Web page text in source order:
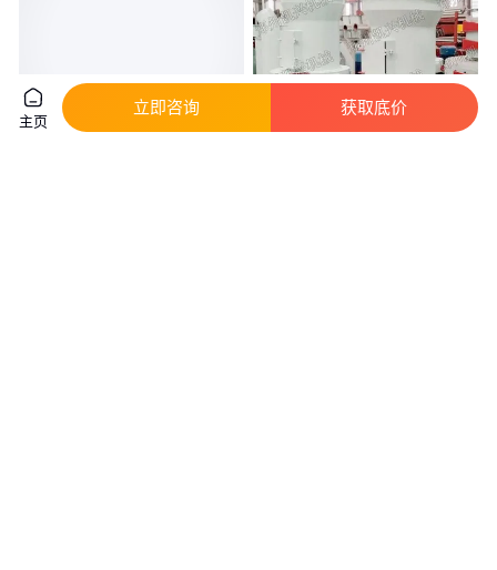
主页
立即咨询 获取底价